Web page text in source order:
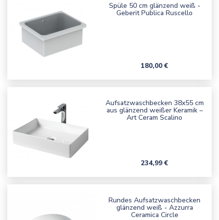
Spüle 50 cm glänzend weiß -
Geberit Publica Ruscello
Preis
180,00 €
Aufsatzwaschbecken 38x55 cm
aus glänzend weißer Keramik –
Art Ceram Scalino
Preis
234,99 €
Rundes Aufsatzwaschbecken
glänzend weiß - Azzurra
Ceramica Circle